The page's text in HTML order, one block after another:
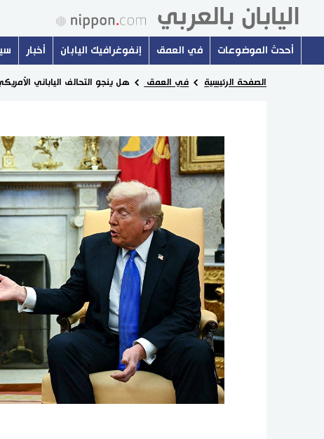
أحدث الموضوعات في العمق إنفوغرافيك اليابان أخبار
الصفحة الرئيسية في العمق هل ينجو التحالف الياباني